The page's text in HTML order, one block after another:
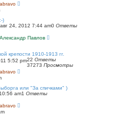
abravo
)
24, 2012 7:44 am0 Ответы
Александр Павлов
крепости 1910-1913 гг.
5:52 pm22 Ответы
37273 Просмотры
abravo
или "За спичками" )
am1 Ответы
abravo